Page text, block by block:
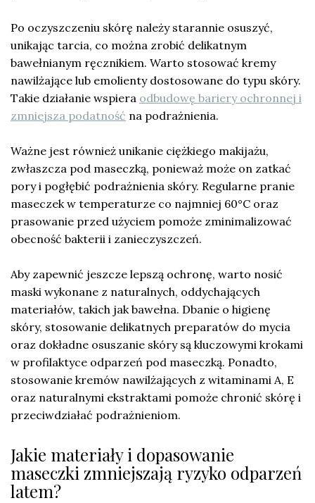
Po oczyszczeniu skórę należy starannie osuszyć,
unikając tarcia, co można zrobić delikatnym
bawełnianym ręcznikiem. Warto stosować kremy
nawilżające lub emolienty dostosowane do typu skóry.
Takie działanie wspiera odbudowę bariery ochronnej i
zmniejsza podatność na podrażnienia.
Ważne jest również unikanie ciężkiego makijażu,
zwłaszcza pod maseczką, ponieważ może on zatkać
pory i pogłębić podrażnienia skóry. Regularne pranie
maseczek w temperaturze co najmniej 60°C oraz
prasowanie przed użyciem pomoże zminimalizować
obecność bakterii i zanieczyszczeń.
Aby zapewnić jeszcze lepszą ochronę, warto nosić
maski wykonane z naturalnych, oddychających
materiałów, takich jak bawełna. Dbanie o higienę
skóry, stosowanie delikatnych preparatów do mycia
oraz dokładne osuszanie skóry są kluczowymi krokami
w profilaktyce odparzeń pod maseczką. Ponadto,
stosowanie kremów nawilżających z witaminami A, E
oraz naturalnymi ekstraktami pomoże chronić skórę i
przeciwdziałać podrażnieniom.
Jakie materiały i dopasowanie
maseczki zmniejszają ryzyko odparzeń
latem?